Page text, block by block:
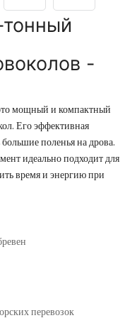
-
мощный и компактный
Его эффективная
большие поленья на дрова.
идеально подходит для
время и энергию при
перевозок